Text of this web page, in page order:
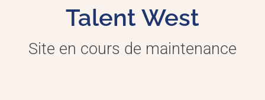
Talent West
Site en cours de maintenance